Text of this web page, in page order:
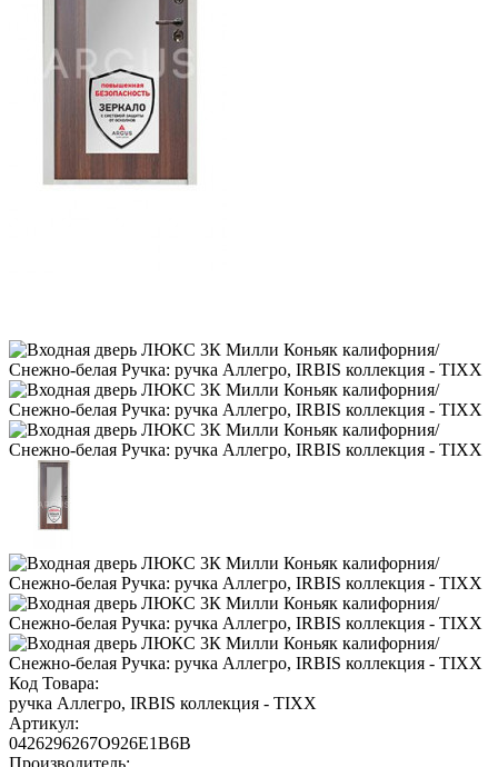
Код Товара:
ручка Аллегро, IRBIS коллекция - TIXX
Артикул:
0426296267O926E1B6B
Производитель: